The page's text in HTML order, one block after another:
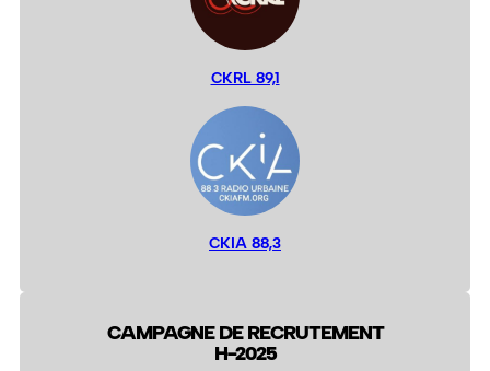
CKRL 89,1
CKIA 88,3
CAMPAGNE DE RECRUTEMENT
H-2025